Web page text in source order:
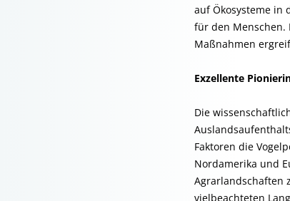
auf Ökosysteme in
für den Menschen.
Maßnahmen
Exzellente
Die
Faktoren die
Nordamerika und
Agrarlandschaften
vielbeachteten